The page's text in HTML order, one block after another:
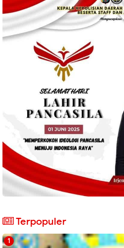
Terpopuler